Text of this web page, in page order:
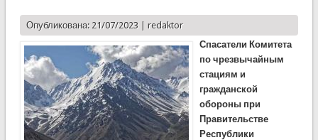
Опубликована: 21/07/2023 | redaktor
Спасатели Комитета
по чрезвычайным
стациям и
гражданской
обороны при
Правительстве
Республики